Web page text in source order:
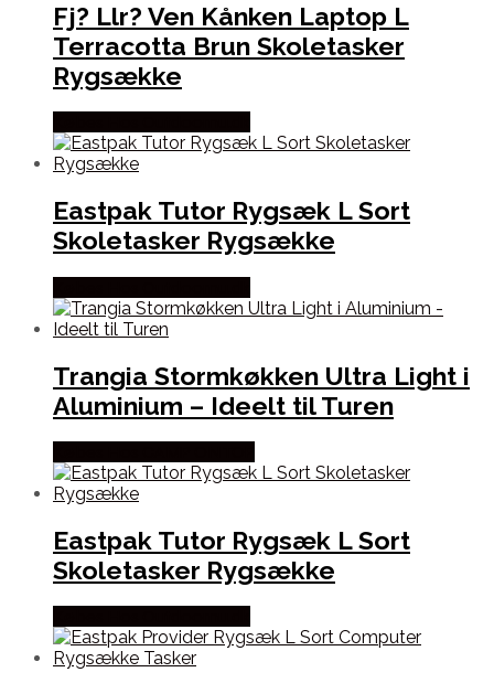
Fj? Llr? Ven Kånken Laptop L
Terracotta Brun Skoletasker
Rygsække
Eastpak Tutor Rygsæk L Sort
Skoletasker Rygsække
Trangia Stormkøkken Ultra Light i
Aluminium – Ideelt til Turen
Eastpak Tutor Rygsæk L Sort
Skoletasker Rygsække